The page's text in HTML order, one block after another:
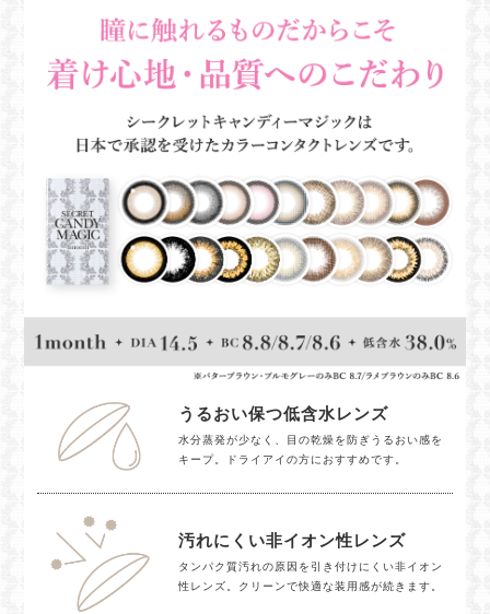
うるおい保つ低含水レンズ
水分蒸発が少なく、目の乾燥を防ぎうるおい感を
キープ。ドライアイの方におすすめです。
汚れにくい非イオン性レンズ
タンパク質汚れの原因を引き付けにくい非イオン
性レンズ。クリーンで快適な装用感が続きます。